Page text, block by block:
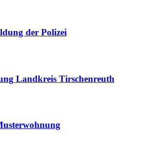
der Polizei
Landkreis Tirschenreuth